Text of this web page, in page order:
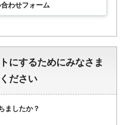
わせフォーム
にするためにみなさま
ださい
ましたか？